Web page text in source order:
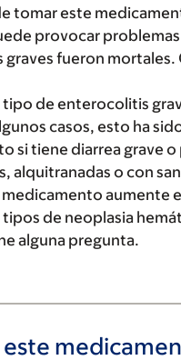
tomar este
provocar
graves fueron
tipo de enterocolitis
casos, esto ha
si tiene diarrea grave
alquitranadas o con
medicamento aumente
de neoplasia
alguna pregunta.
este